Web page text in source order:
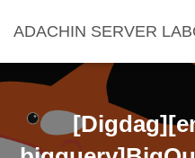
ADACHIN SERVER